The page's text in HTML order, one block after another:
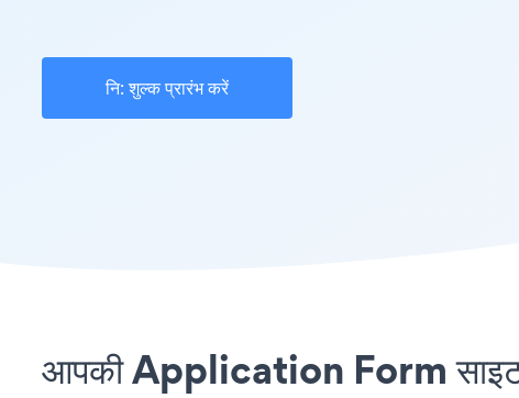
नि: शुल्क प्रारंभ करें
आपकी Application Form साइट